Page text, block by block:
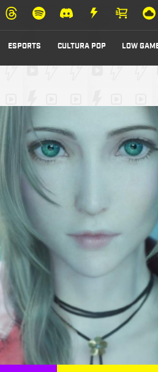
ESPORTS CULTURA POP LOW